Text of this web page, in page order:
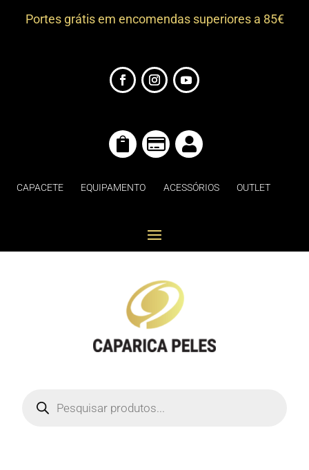
Portes grátis em encomendas superiores a 85€
  
CAPACETE EQUIPAMENTO ACESSÓRIOS OUTLET
search